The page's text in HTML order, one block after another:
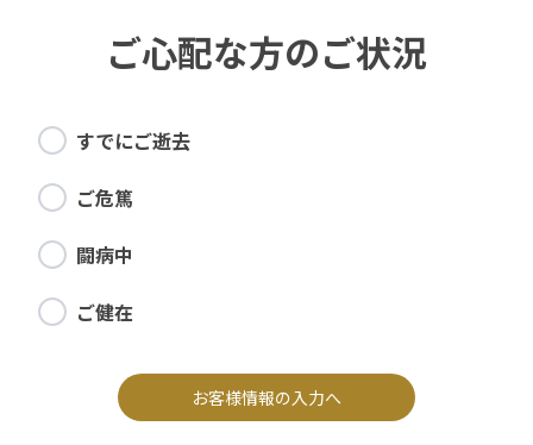
ご心配な方のご状況
すでにご逝去
ご危篤
闘病中
ご健在
お客様情報の入力へ